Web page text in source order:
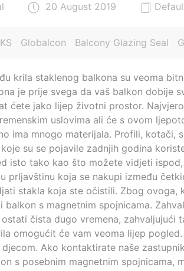
20 August 2019
Globalcon Balcony Glazing Seal
krila staklenog balkona su veoma
je prije svega da vaš balkon dobije
ćete jako lijep životni prostor.
uslovima ali će s ovom
ima mnogo materijala. Profili, kotači,
su se pojavile zadnjih godina
isto tako kao što možete vidjeti
prljavštinu koja se nakupi između
stakla koja ste očistili. Zbog ovoga,
balkon s magnetnim spojnicama.
čista dugo vremena,
omogućit će vam veoma lijep
Ako kontaktirate naše
s posebnim magnetnim spojnicama,